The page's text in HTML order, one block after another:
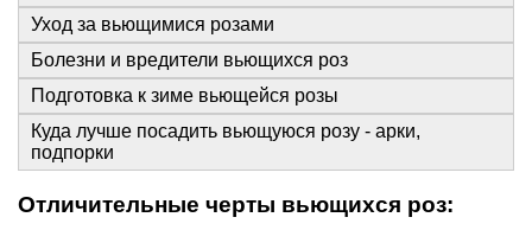
Уход за вьющимися розами
Болезни и вредители вьющихся роз
Подготовка к зиме вьющейся розы
Куда лучше посадить вьющуюся розу - арки,
подпорки
Отличительные черты вьющихся роз: